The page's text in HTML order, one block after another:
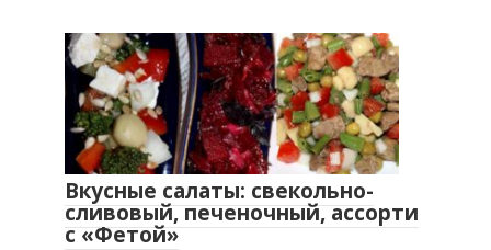
Вкусные салаты: свекольно-
сливовый, печеночный, ассорти
с «Фетой»